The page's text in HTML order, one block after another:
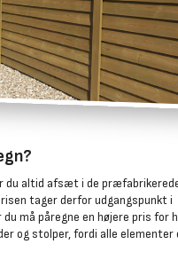
du altid afsæt i de
tager derfor udgangspunkt i
må påregne en højere pris for
og stolper, fordi alle elementer